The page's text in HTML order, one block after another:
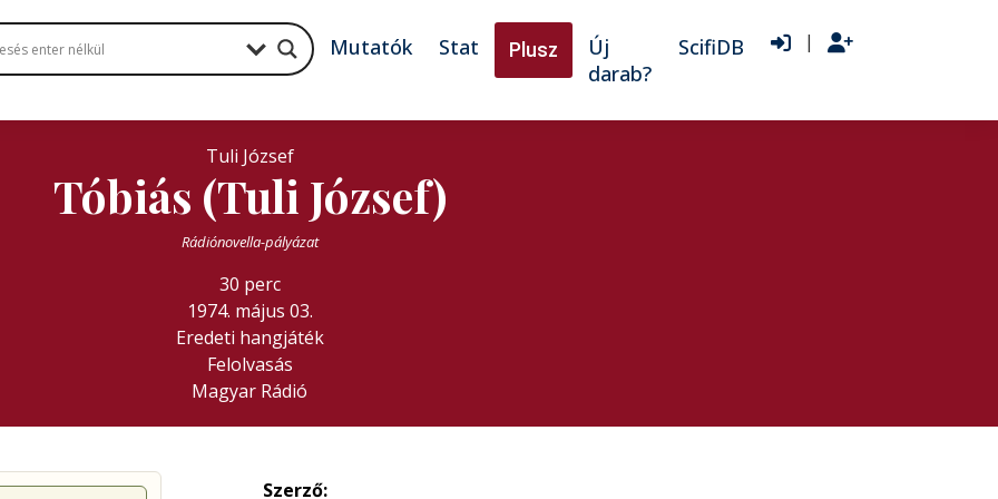
Mutatók Stat Plusz
Új
darab?
ScifiDB |
Tuli József
Tóbiás (Tuli József)
Rádiónovella-pályázat
30 perc
1974. május 03.
Eredeti hangjáték
Felolvasás
Magyar Rádió
Szerző: